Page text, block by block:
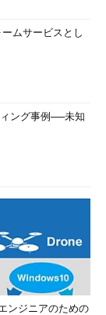
ムサービスとし
ング事例──未知
ンジニアのための